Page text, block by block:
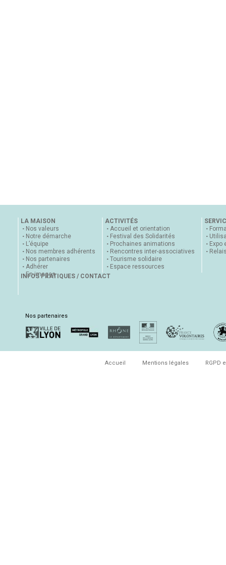
LA MAISON
Nos valeurs
Notre démarche
L’équipe
Nos membres adhérents
Nos partenaires
Adhérer
En images
ACTIVITÉS
Accueil et orientation
Festival des Solidarités
Prochaines animations
Rencontres inter-associatives
Tourisme solidaire
Espace ressources
Expo
INFOS PRATIQUES / CONTACT
Nos partenaires
Accueil Mentions légales RGPD